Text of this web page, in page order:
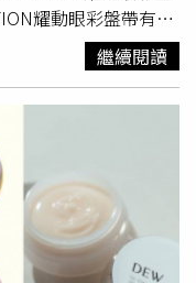
氣頗高。（圖／取自
站偶爾會分享與老公
小S日前睽違6年再接
吳慷仁有大尺度激情
除了大力支持，也表
色，小S特別向許雅
店，許雅鈞更是一口
姿躺姿都有，小S緊
床戲播出，但回憶起
心動的感覺，還開玩
耀動眼彩盤帶有紐
圍， 特別因應主題設
含大量的珠光亮燦，
明感的質地，不但能
感，讓眼妝更具魅
全新質地的高亮燦
3種珠
欲的塗抹上色。
（圖／品牌提供）
彩盤看看LISA的臉妝
繼續閱讀